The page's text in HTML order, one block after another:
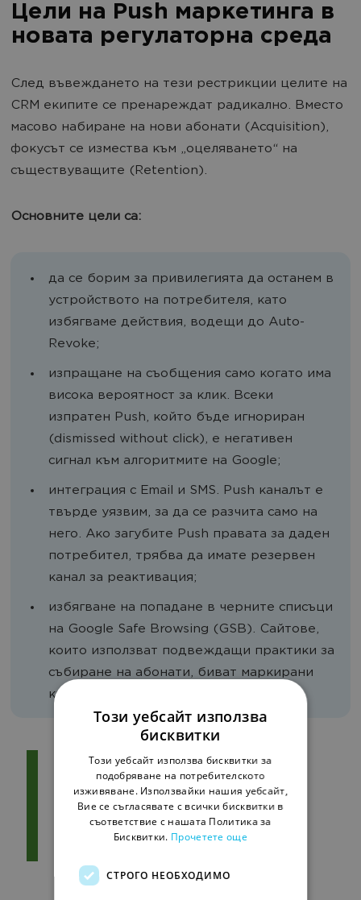
Цели на Push маркетинга в
новата регулаторна среда
След въвеждането на тези рестрикции целите на
CRM екипите се пренареждат радикално. Вместо
масово набиране на нови абонати (Acquisition),
фокусът се измества към „оцеляването“ на
съществуващите (Retention).
Основните цели са:
да се борим за привилегията да останем в
устройството на потребителя, като
избягваме действия, водещи до Auto-
Revoke;
изпращане на съобщения само когато има
висока вероятност за клик. Всеки
изпратен Push, който бъде игнориран
(dismissed without click), е негативен
сигнал към алгоритмите на Google;
интеграция с Email и SMS. Push каналът е
твърде уязвим, за да се разчита само на
него. Ако загубите Push правата за даден
потребител, трябва да имате резервен
канал за реактивация;
избягване на попадане в черните списъци
на Google Safe Browsing (GSB). Сайтове,
които използват подвеждащи практики за
събиране на абонати, биват маркирани
като опасни на ниво домейн.
Вече не трябва да се питаме
„Колко съобщения можем да
изпратим днес?“, а „Кое
съобщение е достатъчно
ценно, за да не бъдем
Този уебсайт използва
бисквитки
Този уебсайт използва бисквитки за
подобряване на потребителското
изживяване. Използвайки нашия уебсайт,
Вие се съгласявате с всички бисквитки в
съответствие с нашата Политика за
Бисквитки. Прочетете още
СТРОГО НЕОБХОДИМО